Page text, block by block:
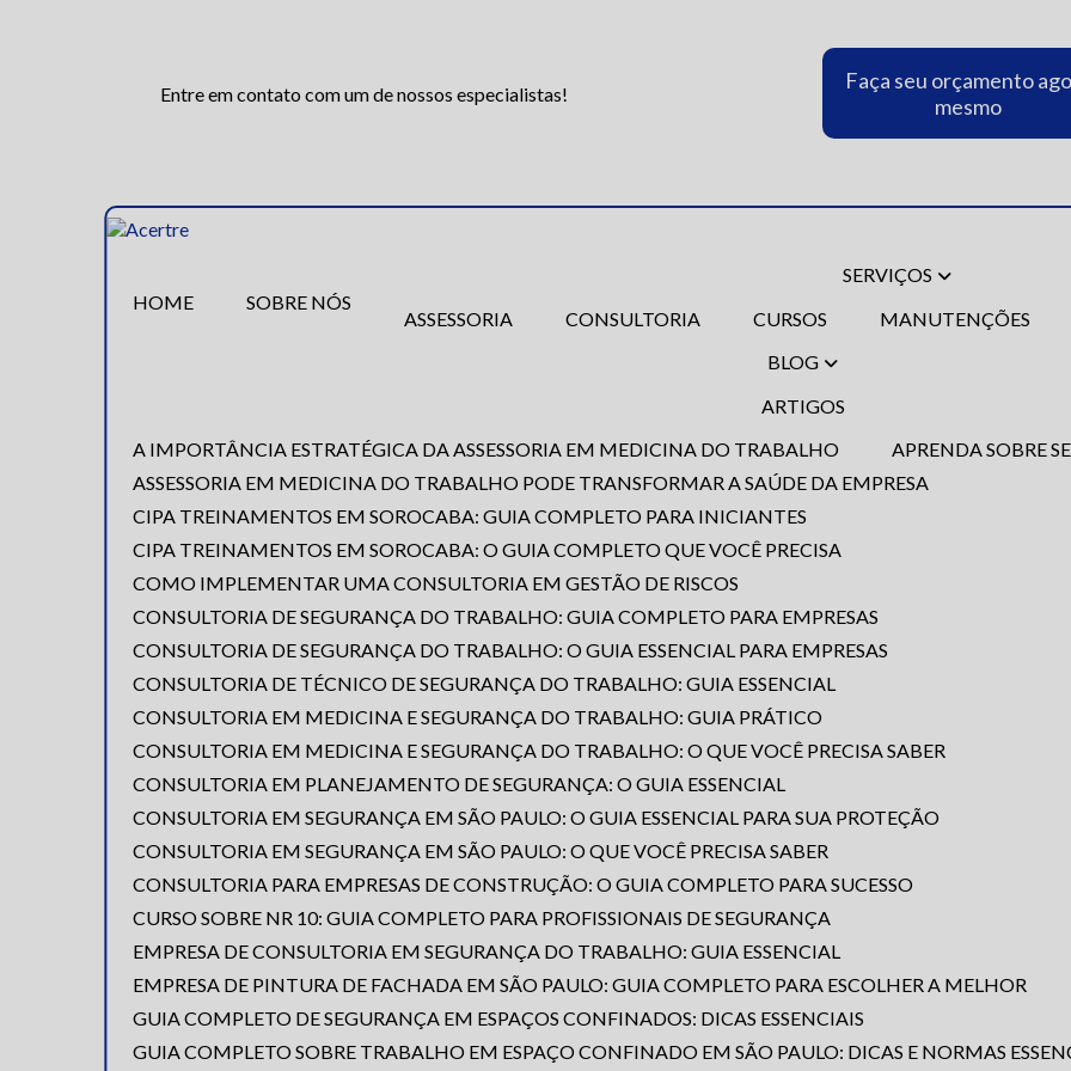
Entre em contato com um de nossos especialistas!
Faça seu orçamento
mesmo
HOME SOBRE NÓS
SERVIÇOS
ASSESSORIA
CONSULTORIA CURSOS
MANUTENÇÕES
BLOG
ARTIGOS
A IMPORTÂNCIA ESTRATÉGICA DA ASSESSORIA EM MEDICINA DO TRABALHO
APRENDA SOBRE
ASSESSORIA EM MEDICINA DO TRABALHO PODE TRANSFORMAR A SAÚDE DA EMPRESA
CIPA TREINAMENTOS EM SOROCABA: GUIA COMPLETO PARA INICIANTES
CIPA TREINAMENTOS EM SOROCABA: O GUIA COMPLETO QUE VOCÊ PRECISA
COMO IMPLEMENTAR UMA CONSULTORIA EM GESTÃO DE RISCOS
CONSULTORIA DE SEGURANÇA DO TRABALHO: GUIA COMPLETO PARA EMPRESAS
CONSULTORIA DE SEGURANÇA DO TRABALHO: O GUIA ESSENCIAL PARA EMPRESAS
CONSULTORIA DE TÉCNICO DE SEGURANÇA DO TRABALHO: GUIA ESSENCIAL
CONSULTORIA EM MEDICINA E SEGURANÇA DO TRABALHO: GUIA PRÁTICO
CONSULTORIA EM MEDICINA E SEGURANÇA DO TRABALHO: O QUE VOCÊ PRECISA SABER
CONSULTORIA EM PLANEJAMENTO DE SEGURANÇA: O GUIA ESSENCIAL
CONSULTORIA EM SEGURANÇA EM SÃO PAULO: O GUIA ESSENCIAL PARA SUA PROTEÇÃO
CONSULTORIA EM SEGURANÇA EM SÃO PAULO: O QUE VOCÊ PRECISA SABER
CONSULTORIA PARA EMPRESAS DE CONSTRUÇÃO: O GUIA COMPLETO PARA SUCESSO
CURSO SOBRE NR 10: GUIA COMPLETO PARA PROFISSIONAIS DE SEGURANÇA
EMPRESA DE CONSULTORIA EM SEGURANÇA DO TRABALHO: GUIA ESSENCIAL
EMPRESA DE PINTURA DE FACHADA EM SÃO PAULO: GUIA COMPLETO PARA ESCOLHER A MELHOR
GUIA COMPLETO DE SEGURANÇA EM ESPAÇOS CONFINADOS: DICAS ESSENCIAIS
GUIA COMPLETO SOBRE TRABALHO EM ESPAÇO CONFINADO EM SÃO PAULO: DICAS E NORMAS